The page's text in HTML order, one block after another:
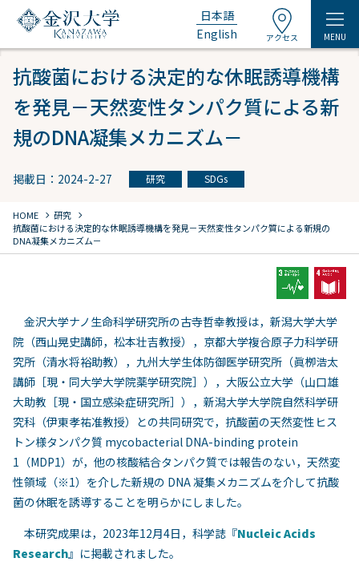
日本語
English
アクセス MENU
抗酸菌における決定的な休眠誘導機構
を発⾒－天然変性タンパク質による新
規のDNA凝集メカニズム－
掲載日：2024-2-27 研究 SDGs
HOME chevron_right 研究 chevron_right
抗酸菌における決定的な休眠誘導機構を発⾒－天然変性タンパク質による新規の
DNA凝集メカニズム－
⾦沢⼤学ナノ⽣命科学研究所の古寺哲幸教授は，新潟⼤学⼤学
院（⻄⼭晃史講師，松本壮吉教授），京都⼤学複合原⼦⼒科学研
究所（清⽔将裕助教），九州⼤学⽣体防御医学研究所（眞栁浩太
講師［現・同⼤学⼤学院薬学研究院］），⼤阪公⽴⼤学（⼭⼝雄
⼤助教［現・国⽴感染症研究所］），新潟⼤学⼤学院⾃然科学研
究科（伊東孝祐准教授）との共同研究で，抗酸菌の天然変性ヒス
トン様タンパク質 mycobacterial DNA-binding protein
1（MDP1）が，他の核酸結合タンパク質では報告のない，天然変
性領域（※1）を介した新規の DNA 凝集メカニズムを介して抗酸
菌の休眠を誘導することを明らかにしました。
本研究成果は， 2023年12月4日，科学誌『Nucleic Acids
Research』 に掲載されました。